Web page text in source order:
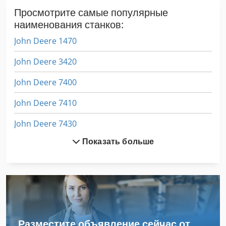
лизингу создаст для вас привлекательное предложение по
лизингу/финансированию!
Просмотрите самые популярные
наименования станков:
John Deere 1470
John Deere 3420
John Deere 7400
John Deere 7410
John Deere 7430
John Deere 7920
John Deere 843
John Deere 8430
Показать больше